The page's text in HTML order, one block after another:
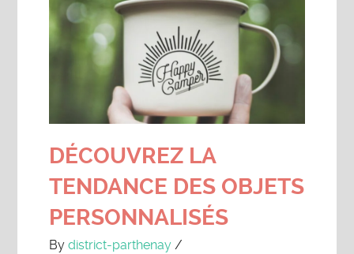
DÉCOUVREZ LA
TENDANCE DES OBJETS
PERSONNALISÉS
Bydistrict-parthenay /